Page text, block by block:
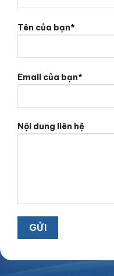
Tên của bạn*
Email của bạn*
Nội dung liên hệ